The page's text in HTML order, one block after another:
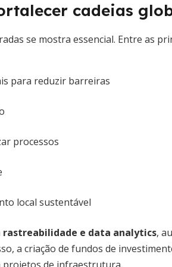
cadeias
se mostra essencial. Entre as
para reduzir barreiras
processos
local sustentável
rastreabilidade e data analytics,
a criação de fundos de